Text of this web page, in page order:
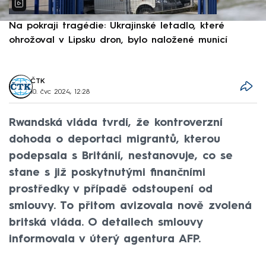
Na pokraji tragédie: Ukrajinské letadlo, které
ohrožoval v Lipsku dron, bylo naložené municí
ČTK
10. čvc 2024, 12:28
Rwandská vláda tvrdí, že kontroverzní
dohoda o deportaci migrantů, kterou
podepsala s Británií, nestanovuje, co se
stane s již poskytnutými finančními
prostředky v případě odstoupení od
smlouvy. To přitom avizovala nově zvolená
britská vláda. O detailech smlouvy
informovala v úterý agentura AFP.